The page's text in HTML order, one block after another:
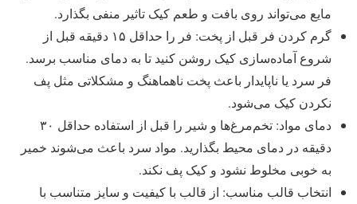
مایع می‌تواند روی بافت و طعم کیک تاثیر منفی بگذارد.
گرم کردن فر قبل از پخت: فر را حداقل ۱۵ دقیقه قبل از
شروع آماده‌سازی کیک روشن کنید تا به دمای مناسب برسد.
فر سرد یا ناپایدار باعث پخت ناهماهنگ و مشکلاتی مثل پف
نکردن کیک می‌شود.
دمای مواد: تخم‌مرغ‌ها و شیر را قبل از استفاده حداقل ۳۰
دقیقه در دمای محیط بگذارید. مواد سرد باعث می‌شوند خمیر
به خوبی مخلوط نشود و کیک پف نکند.
انتخاب قالب مناسب: از قالب با کیفیت و سایز متناسب با